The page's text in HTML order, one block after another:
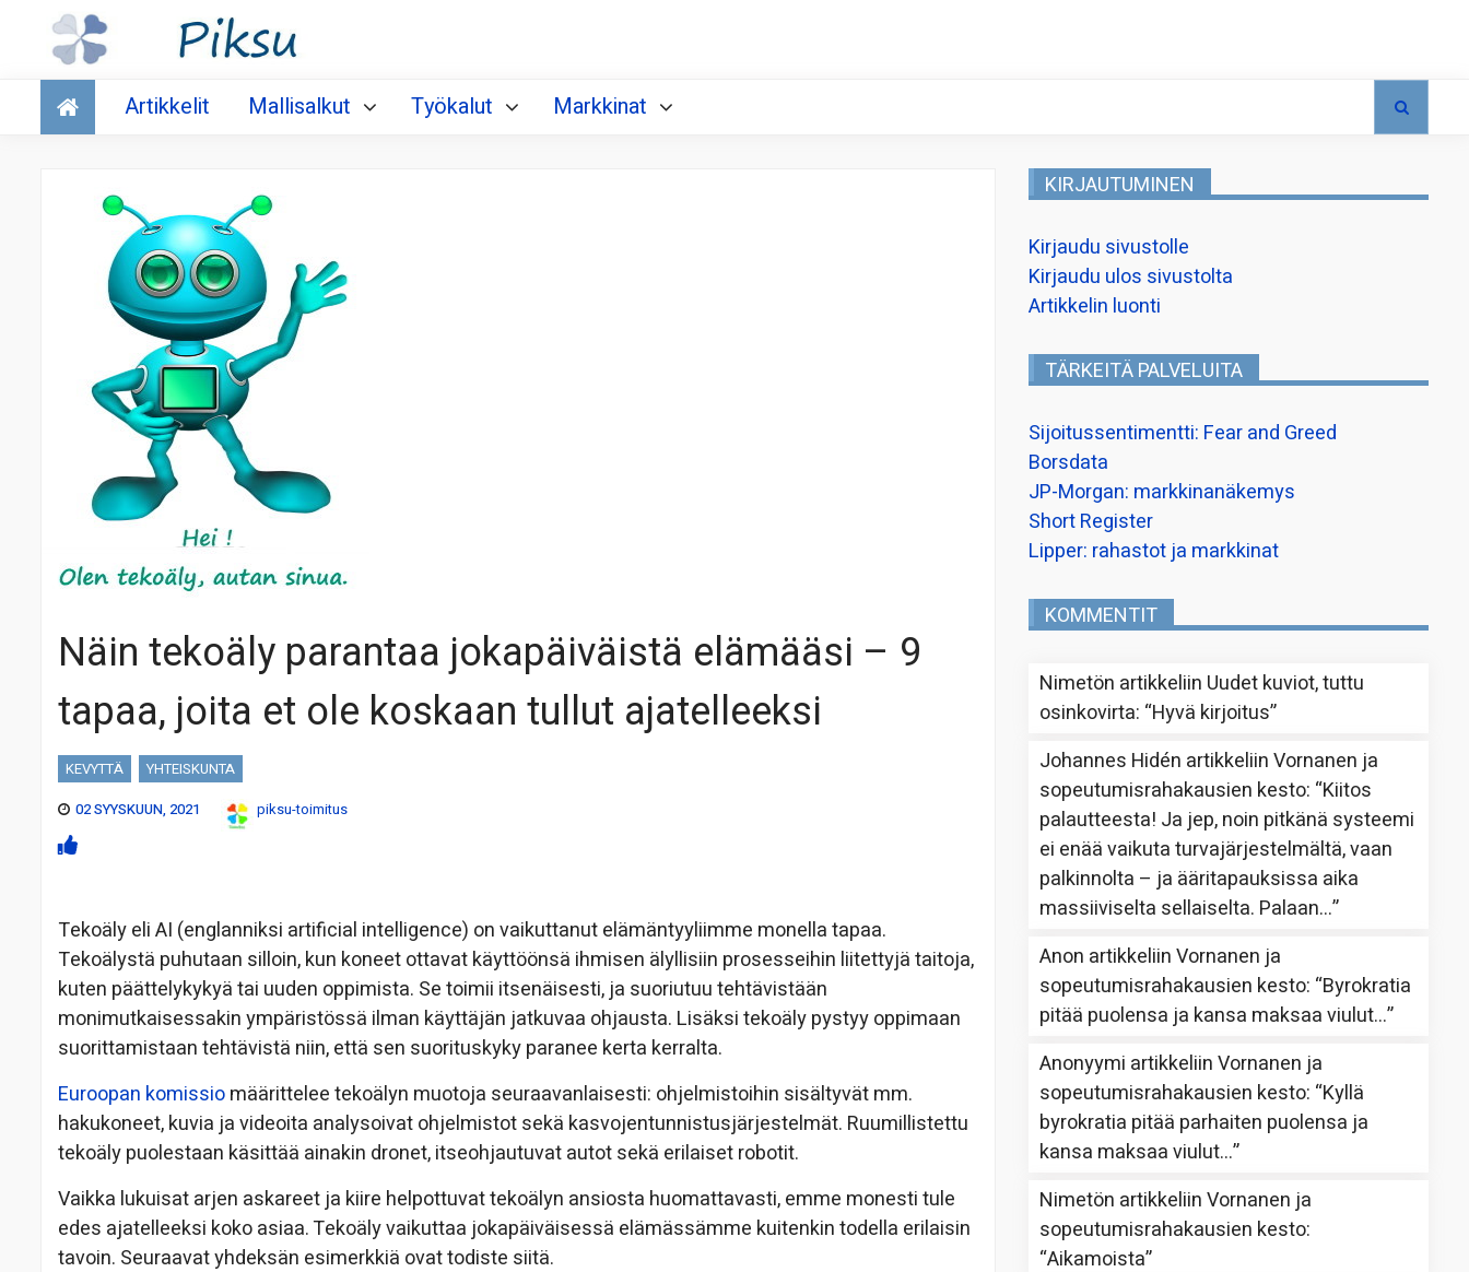
Talous
Artikkelit Mallisalkut Työkalut Markkinat
Näin tekoäly parantaa jokapäiväistä elämääsi – 9
tapaa, joita et ole koskaan tullut ajatelleeksi
KEVYTTÄ
YHTEISKUNTA
02 SYYSKUUN, 2021
piksu-toimitus
Tekoäly eli AI (englanniksi artificial intelligence) on vaikuttanut elämäntyyliimme monella tapaa.
Tekoälystä puhutaan silloin, kun koneet ottavat käyttöönsä ihmisen älyllisiin prosesseihin liitettyjä taitoja,
kuten päättelykykyä tai uuden oppimista. Se toimii itsenäisesti, ja suoriutuu tehtävistään
monimutkaisessakin ympäristössä ilman käyttäjän jatkuvaa ohjausta. Lisäksi tekoäly pystyy oppimaan
suorittamistaan tehtävistä niin, että sen suorituskyky paranee kerta kerralta.
Euroopan komissiomäärittelee tekoälyn muotoja seuraavanlaisesti: ohjelmistoihin sisältyvät mm.
hakukoneet, kuvia ja videoita analysoivat ohjelmistot sekä kasvojentunnistusjärjestelmät. Ruumillistettu
tekoäly puolestaan käsittää ainakin dronet, itseohjautuvat autot sekä erilaiset robotit.
Vaikka lukuisat arjen askareet ja kiire helpottuvat tekoälyn ansiosta huomattavasti, emme monesti tule
edes ajatelleeksi koko asiaa. Tekoäly vaikuttaa jokapäiväisessä elämässämme kuitenkin todella erilaisin
tavoin. Seuraavat yhdeksän esimerkkiä ovat todiste siitä.
KIRJAUTUMINEN
Kirjaudu sivustolle
Kirjaudu ulos sivustolta
Artikkelin luonti
TÄRKEITÄ PALVELUITA
Sijoitussentimentti: Fear and Greed
Borsdata
JP-Morgan: markkinanäkemys
Short Register
Lipper: rahastot ja markkinat
KOMMENTIT
Nimetön artikkeliin Uudet kuviot, tuttu
osinkovirta: “Hyvä kirjoitus”
Johannes Hidén artikkeliinVornanen ja
sopeutumisrahakausien kesto: “Kiitos
palautteesta! Ja jep, noin pitkänä systeemi
ei enää vaikuta turvajärjestelmältä, vaan
palkinnolta – ja ääritapauksissa aika
massiiviselta sellaiselta. Palaan…”
Anon artikkeliinVornanen ja
sopeutumisrahakausien kesto: “Byrokratia
pitää puolensa ja kansa maksaa viulut…”
Anonyymi artikkeliinVornanen ja
sopeutumisrahakausien kesto: “Kyllä
byrokratia pitää parhaiten puolensa ja
kansa maksaa viulut…”
Nimetön artikkeliinVornanen ja
sopeutumisrahakausien kesto:
“Aikamoista”